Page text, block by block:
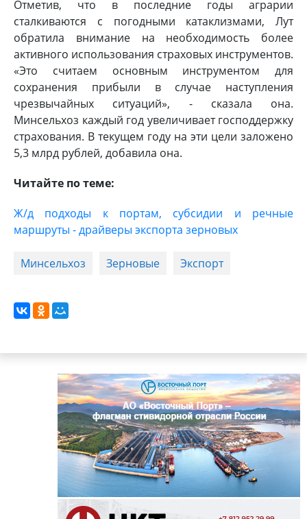
Отметив, что в последние годы аграрии
сталкиваются с погодными катаклизмами, Лут
обратила внимание на необходимость более
активного использования страховых инструментов.
«Это считаем основным инструментом для
сохранения прибыли в случае наступления
чрезвычайных ситуаций», - сказала она.
Минсельхоз каждый год увеличивает господдержку
страхования. В текущем году на эти цели заложено
5,3 млрд рублей, добавила она.
Читайте по теме:
Ж/д подходы к портам, субсидии и речные
маршруты - драйверы экспорта зерновых
Минсельхоз Зерновые Экспорт